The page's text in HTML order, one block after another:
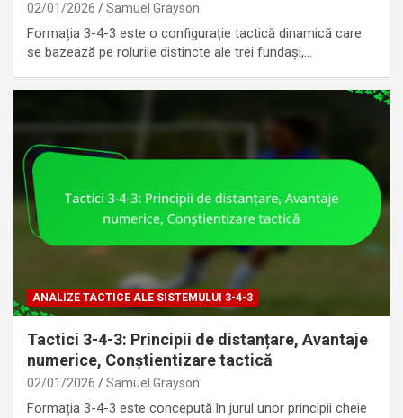
02/01/2026 Samuel Grayson
Formația 3-4-3 este o configurație tactică dinamică care
se bazează pe rolurile distincte ale trei fundași,…
ANALIZE TACTICE ALE SISTEMULUI 3-4-3
Tactici 3-4-3: Principii de distanțare, Avantaje
numerice, Conștientizare tactică
02/01/2026 Samuel Grayson
Formația 3-4-3 este concepută în jurul unor principii cheie